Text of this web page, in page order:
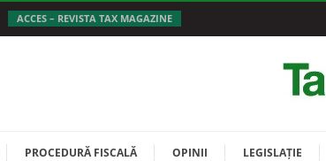
ACCES – REVISTA TAX MAGAZINE
PROCEDURĂ FISCALĂ OPINII LEGISLAȚIE